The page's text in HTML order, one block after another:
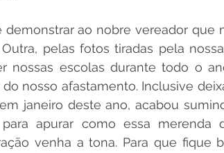
demonstrar ao nobre vereador que
pelas fotos tiradas pela
nossas escolas durante todo o
nosso afastamento. Inclusive
janeiro deste ano, acabou
apurar como essa merenda
venha a tona. Para que fique